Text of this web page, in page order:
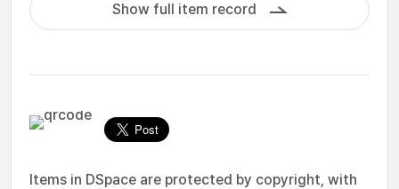
Show full item record
Items in DSpace are protected by copyright, with